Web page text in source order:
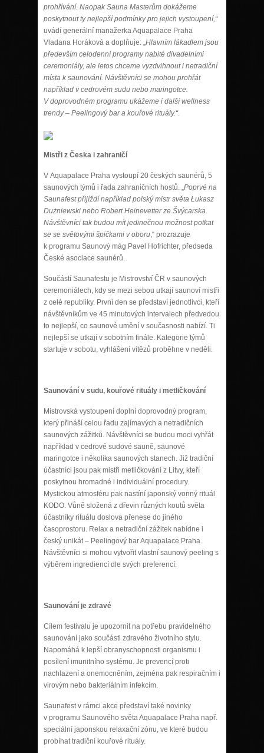
prohřívání. Naopak Sauna Masterům dokážeme
poskytnout ty nejlepší podmínky pro jejich vystoupení,“
uvádí generální manažerka Aquapalace Praha
Vladana Horáková a doplňuje: „Hlavním lákadlem jsou
především celodenní programy nabité divadelními
ceremoniály, ale letos chceme vyzdvihnout i netradiční
místa k saunování. Návštěvníci se mohou prohřát
například v cedrovém sudu nebo maringotce.
V doprovodném programu ukážeme i další wellness
trendy – Peelingový bar a kouřové rituály.“.
Mistři z Česka i zahraničí
V Aquapalace Praha vystoupí 20 českých saunérů, 5
saunových týmů i řada zahraničních hostů. „Poprvé na
Saunafest přijíždí například polský mistr světa Łukasz
Dużniewski nebo Robert Heinevetter ze Švýcarska.
Návštěvníci tak budou mít jedinečnou možnost potkat
se se světovými špičkami v oboru,“ prozrazuje
k programu Saunový mág Pavel Hofrichter, předseda
České asociace saunérů.
Součástí Saunafestu je Mistrovství ČR v saunových
ceremoniálech, kdy se mezi sebou utkají saunoví mistři
z celé republiky. První den se představí jednotlivci, kteří
návštěvníkům ve 45 minutových intervalech předvedou
to nejlepší, co saunové umění v současnosti nabízí. Ti
nejlepší se utkají v sobotním finále. Kategorie týmů
startuje v sobotu, vyhlášení vítězů proběhne v neděli.
Saunování v sudu, kouřové rituály i metličkování
Mistrovská vystoupení doplní doprovodný program,
který přináší celou řadu zajímavých a netradičních
saunových zážitků. Návštěvníci se budou moci vyhřát
například v cedrové sudové sauně, saunové
maringotce i několika saunových stanech. Již tradiční
účastníci jsou pak mistři metličkování z Litvy, kteří
poskytnou hromadné i individuální procedury.
Mystickou atmosféru pak nastíní japonský vonný rituál
KODO. Vůně složená z dřevin různých koutů světa
účastníky rituálu doslova přenese do jiného
časoprostoru. Relax a netradiční zážitek nabídne i
český unikát – Peelingový bar Aquapalace Praha.
Návštěvníci si mohou vytvořit vlastní saunový peeling s
výběrem ingrediencí dle svých preferencí.
Saunování je zdravé
Cílem festivalu je upozornit na potřebu pravidelného
saunování jako součásti zdravého životního stylu.
Napomáhá k lepší obranyschopnosti organismu i
posílení imunitního systému. Je prevencí proti
nachlazení a onemocněním, zejména pak respiračním i
virovým nebo bakteriálním infekcím.
Saunafest v rámci akce představí také novinky
v programu Saunového světa Aquapalace Praha např.
speciální japonskou relaxační zónu, ve které budou
probíhat tradiční kouřové rituály.